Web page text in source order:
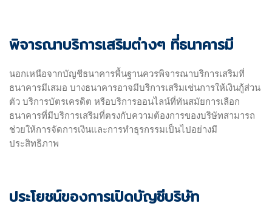
พิจารณาบริการเสริมต่างๆ ที่ธนาคารมี
นอกเหนือจากบัญชีธนาคารพื้นฐานควรพิจารณาบริการเสริมที่
ธนาคารมีเสมอ บางธนาคารอาจมีบริการเสริมเช่นการให้เงินกู้ส่วน
ตัว บริการบัตรเครดิต หรือบริการออนไลน์ที่ทันสมัยการเลือก
ธนาคารที่มีบริการเสริมที่ตรงกับความต้องการของบริษัทสามารถ
ช่วยให้การจัดการเงินและการทำธุรกรรมเป็นไปอย่างมี
ประสิทธิภาพ
ประโยชน์ของการเปิดบัญชีบริษัท